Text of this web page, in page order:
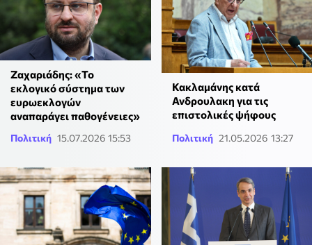
Ζαχαριάδης: «Το
εκλογικό σύστημα των
ευρωεκλογών
αναπαράγει παθογένειες»
Πολιτική 15.07.2026 15:53
Κακλαμάνης κατά
Ανδρουλακη για τις
επιστολικές ψήφους
Πολιτική 21.05.2026 13:27